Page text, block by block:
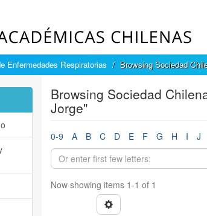
Enfermedades Respiratorias Browsing Sociedad
Browsing Sociedad
Jorge"
0-9 A B C D E F G H I J
Now showing items 1-1 of 1